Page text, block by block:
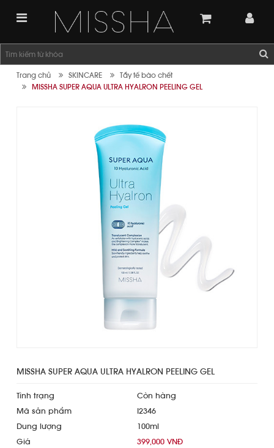
Trang chủ SKINCARE
Tẩy tế bào chết
MISSHA SUPER AQUA ULTRA HYALRON PEELING GEL
MISSHA SUPER AQUA ULTRA HYALRON PEELING GEL
Tình trạng
Còn hàng
Mã sản phẩm
I2346
Dung lượng
100ml
Giá
399,000 VNĐ